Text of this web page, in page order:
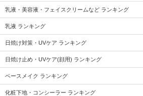
乳液・美容液・フェイスクリームなど ランキング
乳液 ランキング
日焼け対策・UVケア ランキング
日焼け止め・UVケア(顔用) ランキング
ベースメイク ランキング
化粧下地・コンシーラー ランキング